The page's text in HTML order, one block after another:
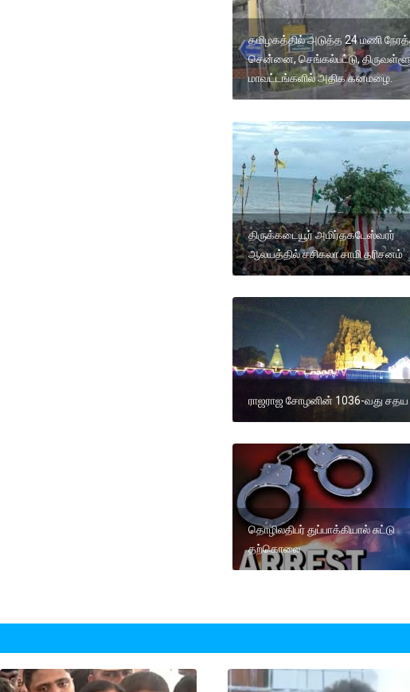
தமிழகத்தில் அடுத்த 24 மணி
சென்னை, செங்கல்பட்டு,
மாவட்டங்களில் அதிக கனமழை.
திருக்கடையூர் அமிர்தகடேஸ்வரர்
ஆலயத்தில் சசிகலா சாமி தரிசனம்
ராஜராஜ சோழனின் 1036-வது சதய
தொழிலதிபர் துப்பாக்கியால் சுட்டு
தற்கொலை